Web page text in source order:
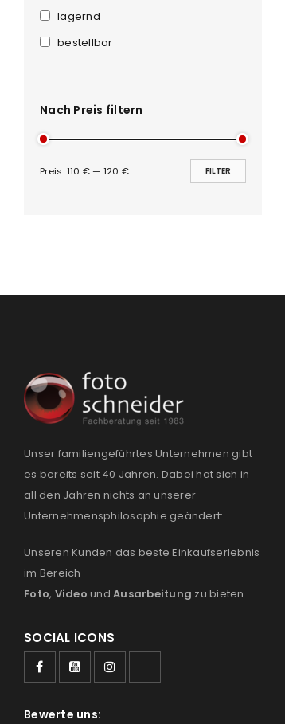
lagernd
bestellbar
Nach Preis filtern
FILTER
Preis: 110 €— 120 €
Unser familiengeführtes Unternehmen gibt
es bereits seit 40 Jahren. Dabei hat sich in
all den Jahren nichts an unserer
Unternehmensphilosophie geändert:
Unseren Kunden das beste Einkaufserlebnis
im Bereich
Foto, Video und Ausarbeitung zu bieten.
SOCIAL ICONS
Bewerte uns: